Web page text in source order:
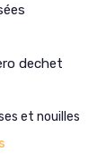
dechet
et nouilles